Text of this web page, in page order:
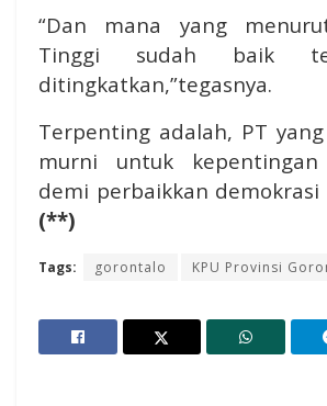
“Dan mana yang
Tinggi sudah baik
ditingkatkan,”tegasnya.
Terpenting adalah, PT
murni untuk kepentingan
demi perbaikkan demokrasi
(**)
Tags: gorontalo KPU Provinsi